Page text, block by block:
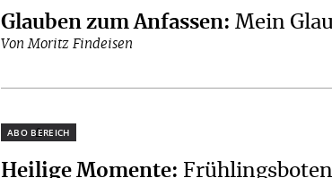
Glauben zum Anfassen: Mein
Von Moritz Findeisen
Plus
Heilige Momente: Frühlingsboten